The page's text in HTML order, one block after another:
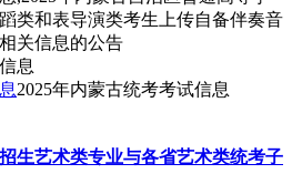
类和表导演类考生上传自备伴奏音
关信息的公告
2025年内蒙古统考考试信息
生艺术类专业与各省艺术类统考子